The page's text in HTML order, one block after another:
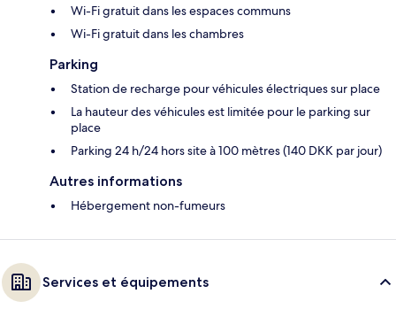
Wi-Fi gratuit dans les espaces communs
Wi-Fi gratuit dans les chambres
Parking
Station de recharge pour véhicules électriques sur place
La hauteur des véhicules est limitée pour le parking sur
place
Parking 24 h/24 hors site à 100 mètres (140 DKK par jour)
Autres informations
Hébergement non-fumeurs
Services et équipements